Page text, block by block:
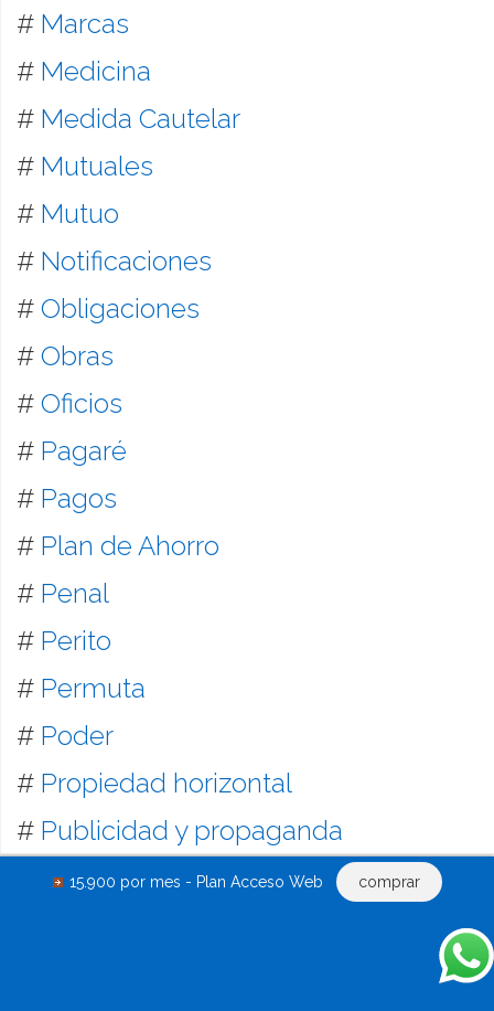
15.900 por mes - Plan Acceso Web comprar
# Marcas
# Medicina
# Medida Cautelar
# Mutuales
# Mutuo
# Notificaciones
# Obligaciones
# Obras
# Oficios
# Pagaré
# Pagos
# Plan de Ahorro
# Penal
# Perito
# Permuta
# Poder
# Propiedad horizontal
# Publicidad y propaganda
Quiebras